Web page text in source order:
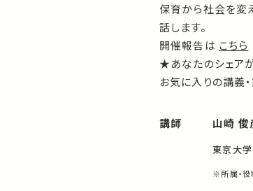
保育から社会を変
話します。
開催報告は こちら
★あなたのシェア
お気に入りの講義
講師 山崎 俊
東京大
※所属・役